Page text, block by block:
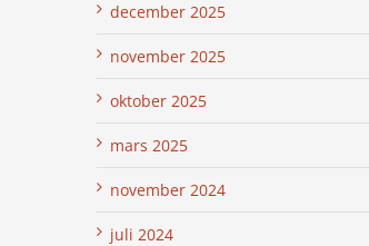
december 2025
november 2025
oktober 2025
mars 2025
november 2024
juli 2024